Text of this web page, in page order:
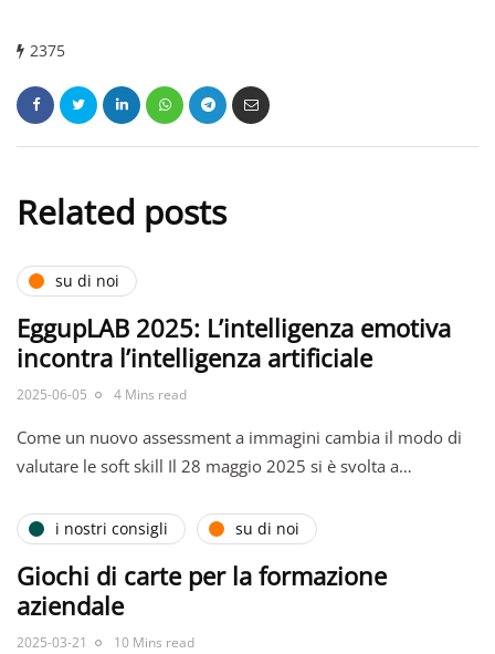
2375
Related posts
su di noi
EggupLAB 2025: L’intelligenza emotiva
incontra l’intelligenza artificiale
2025-06-05 4 Mins read
Come un nuovo assessment a immagini cambia il modo di
valutare le soft skill Il 28 maggio 2025 si è svolta a…
i nostri consigli su di noi
Giochi di carte per la formazione
aziendale
2025-03-21 10 Mins read